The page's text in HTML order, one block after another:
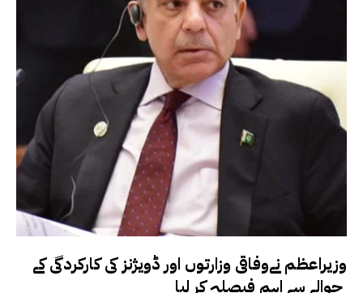
وزیراعظم نےوفاقی وزارتوں اور ڈویژنز کی کارکردگی کے